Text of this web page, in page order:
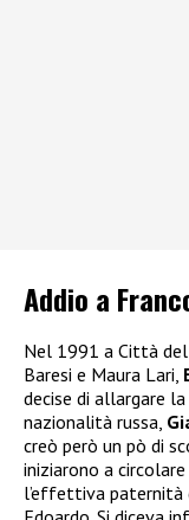
Addio a
Nel 1991 a Città
Baresi e Maura Lari,
decise di allargare
nazionalità russa,
creò però un pò di
iniziarono a
l’effettiva paternità